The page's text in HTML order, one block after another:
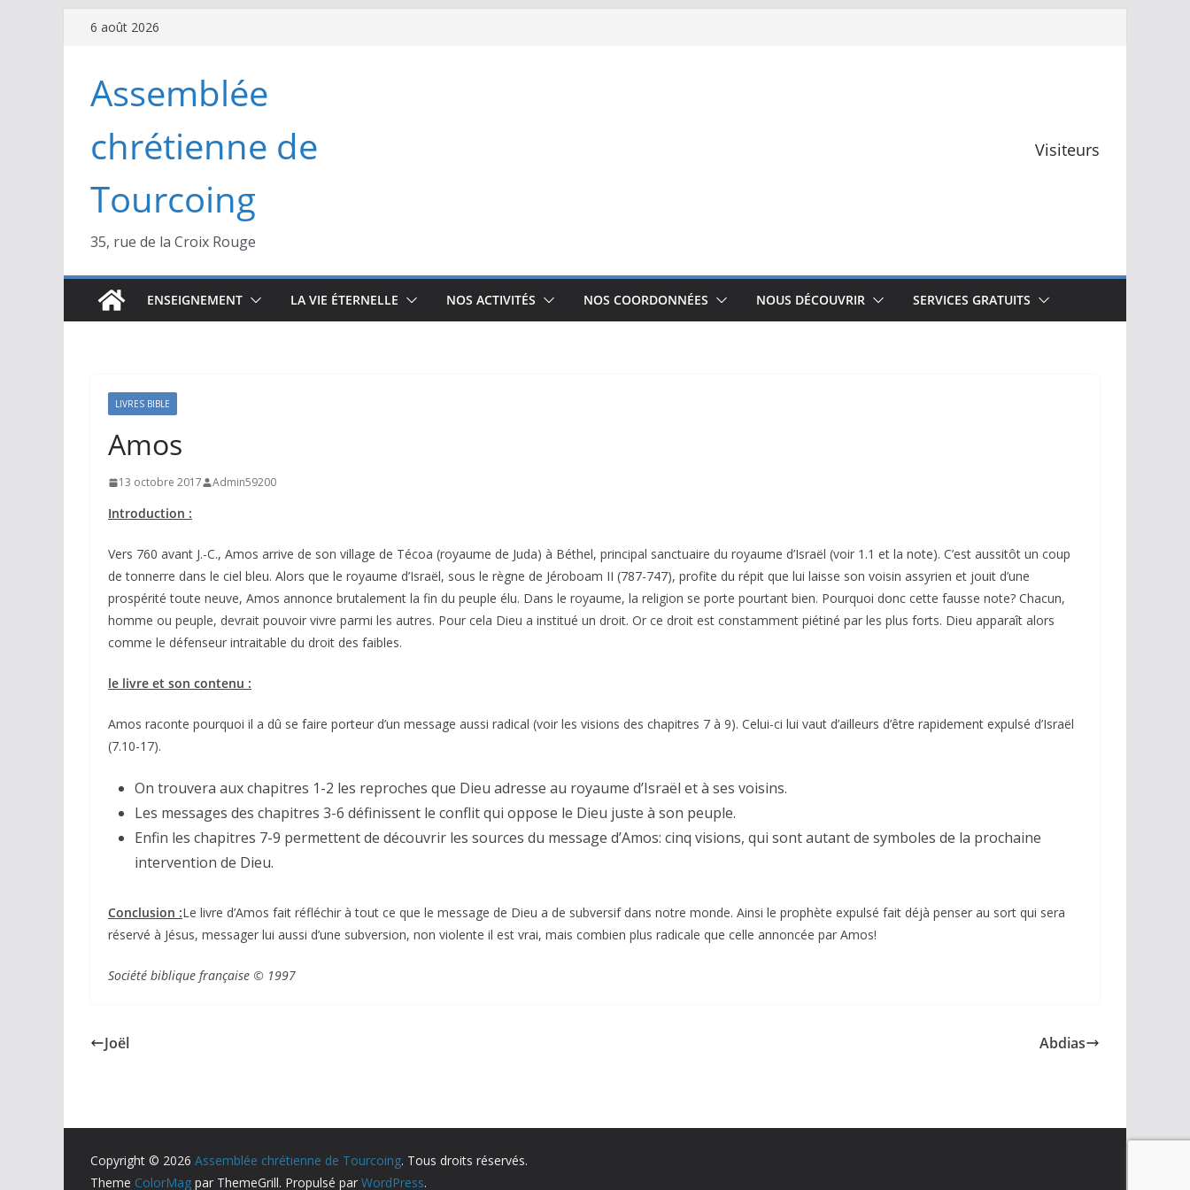
Passer6 août 2026
Assemblée
chrétienne de
Tourcoing
35, rue de la Croix Rouge
Visiteurs
ENSEIGNEMENT LA VIE ÉTERNELLE NOS ACTIVITÉS NOS COORDONNÉES NOUS DÉCOUVRIR SERVICES GRATUITS
LIVRES BIBLE
Amos
13 octobre 2017 Admin59200
Introduction :
Vers 760 avant J.-C., Amos arrive de son village de Técoa (royaume de Juda) à Béthel, principal sanctuaire du royaume d’Israël (voir 1.1 et la note). C’est aussitôt un coup
de tonnerre dans le ciel bleu. Alors que le royaume d’Israël, sous le règne de Jéroboam II (787-747), profite du répit que lui laisse son voisin assyrien et jouit d’une
prospérité toute neuve, Amos annonce brutalement la fin du peuple élu. Dans le royaume, la religion se porte pourtant bien. Pourquoi donc cette fausse note? Chacun,
homme ou peuple, devrait pouvoir vivre parmi les autres. Pour cela Dieu a institué un droit. Or ce droit est constamment piétiné par les plus forts. Dieu apparaît alors
comme le défenseur intraitable du droit des faibles.
le livre et son contenu :
Amos raconte pourquoi il a dû se faire porteur d’un message aussi radical (voir les visions des chapitres 7 à 9). Celui-ci lui vaut d’ailleurs d’être rapidement expulsé d’Israël
(7.10-17).
On trouvera aux chapitres 1-2 les reproches que Dieu adresse au royaume d’Israël et à ses voisins.
Les messages des chapitres 3-6 définissent le conflit qui oppose le Dieu juste à son peuple.
Enfin les chapitres 7-9 permettent de découvrir les sources du message d’Amos: cinq visions, qui sont autant de symboles de la prochaine
intervention de Dieu.
Conclusion :Le livre d’Amos fait réfléchir à tout ce que le message de Dieu a de subversif dans notre monde. Ainsi le prophète expulsé fait déjà penser au sort qui sera
réservé à Jésus, messager lui aussi d’une subversion, non violente il est vrai, mais combien plus radicale que celle annoncée par Amos!
Société biblique française © 1997
Joël Abdias
Copyright © 2026 Assemblée chrétienne de Tourcoing. Tous droits réservés.
Theme ColorMag par ThemeGrill. Propulsé par WordPress.